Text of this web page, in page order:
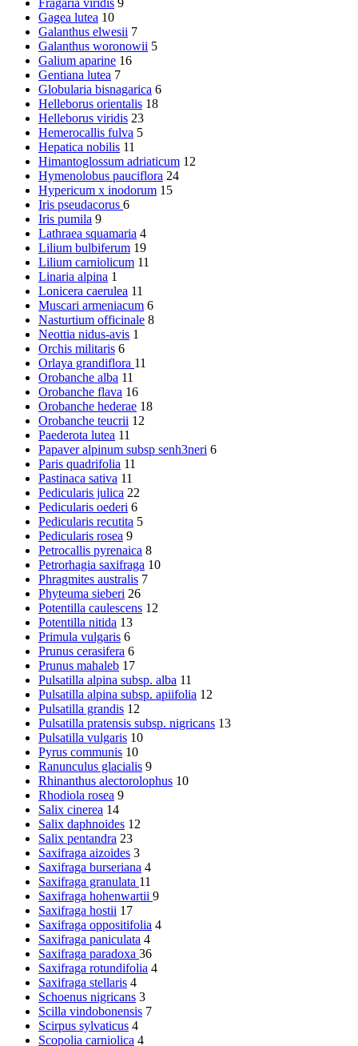
Fragaria viridis 9
Gagea lutea 10
Galanthus elwesii 7
Galanthus woronowii 5
Galium aparine 16
Gentiana lutea 7
Globularia bisnagarica 6
Helleborus orientalis 18
Helleborus viridis 23
Hemerocallis fulva 5
Hepatica nobilis 11
Himantoglossum adriaticum 12
Hymenolobus pauciflora 24
Hypericum x inodorum 15
Iris pseudacorus 6
Iris pumila 9
Lathraea squamaria 4
Lilium bulbiferum 19
Lilium carniolicum 11
Linaria alpina 1
Lonicera caerulea 11
Muscari armeniacum 6
Nasturtium officinale 8
Neottia nidus-avis 1
Orchis militaris 6
Orlaya grandiflora 11
Orobanche alba 11
Orobanche flava 16
Orobanche hederae 18
Orobanche teucrii 12
Paederota lutea 11
Papaver alpinum subsp senh3neri 6
Paris quadrifolia 11
Pastinaca sativa 11
Pedicularis julica 22
Pedicularis oederi 6
Pedicularis recutita 5
Pedicularis rosea 9
Petrocallis pyrenaica 8
Petrorhagia saxifraga 10
Phragmites australis 7
Phyteuma sieberi 26
Potentilla caulescens 12
Potentilla nitida 13
Primula vulgaris 6
Prunus cerasifera 6
Prunus mahaleb 17
Pulsatilla alpina subsp. alba 11
Pulsatilla alpina subsp. apiifolia 12
Pulsatilla grandis 12
Pulsatilla pratensis subsp. nigricans 13
Pulsatilla vulgaris 10
Pyrus communis 10
Ranunculus glacialis 9
Rhinanthus alectorolophus 10
Rhodiola rosea 9
Salix cinerea 14
Salix daphnoides 12
Salix pentandra 23
Saxifraga aizoides 3
Saxifraga burseriana 4
Saxifraga granulata 11
Saxifraga hohenwartii 9
Saxifraga hostii 17
Saxifraga oppositifolia 4
Saxifraga paniculata 4
Saxifraga paradoxa 36
Saxifraga rotundifolia 4
Saxifraga stellaris 4
Schoenus nigricans 3
Scilla vindobonensis 7
Scirpus sylvaticus 4
Scopolia carniolica 4